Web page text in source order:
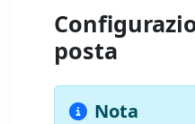
posta
Nota